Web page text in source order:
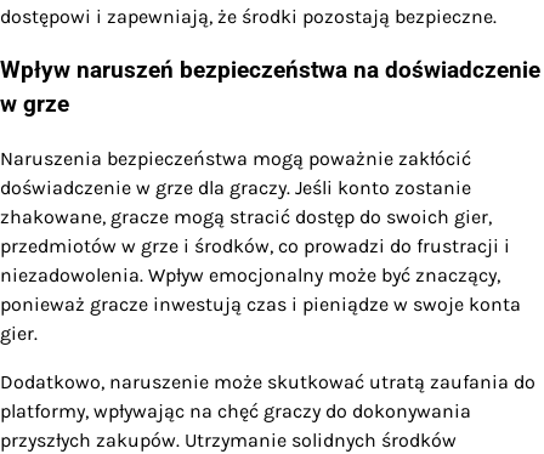
dostępowi i zapewniają, że środki pozostają bezpieczne.
Wpływ naruszeń bezpieczeństwa na doświadczenie
w grze
Naruszenia bezpieczeństwa mogą poważnie zakłócić
doświadczenie w grze dla graczy. Jeśli konto zostanie
zhakowane, gracze mogą stracić dostęp do swoich gier,
przedmiotów w grze i środków, co prowadzi do frustracji i
niezadowolenia. Wpływ emocjonalny może być znaczący,
ponieważ gracze inwestują czas i pieniądze w swoje konta
gier.
Dodatkowo, naruszenie może skutkować utratą zaufania do
platformy, wpływając na chęć graczy do dokonywania
przyszłych zakupów. Utrzymanie solidnych środków